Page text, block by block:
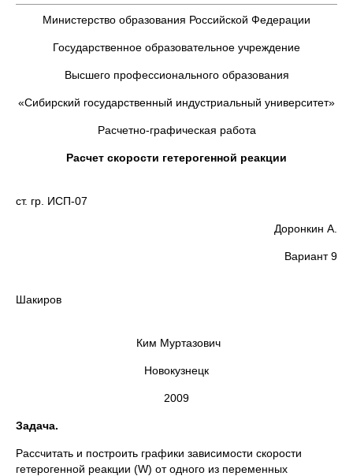
Министерство образования Российской Федерации
Государственное образовательное учреждение
Высшего профессионального образования
«Сибирский государственный индустриальный университет»
Расчетно-графическая работа
Расчет скорости гетерогенной реакции
ст. гр. ИСП-07
Доронкин А.
Вариант 9
Шакиров
Ким Муртазович
Новокузнецк
2009
Задача.
Рассчитать и построить графики зависимости скорости
гетерогенной реакции (W) от одного из переменных